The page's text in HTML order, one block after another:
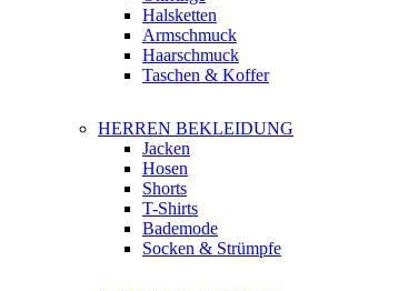
Halsketten
Armschmuck
Haarschmuck
Taschen & Koffer
HERREN BEKLEIDUNG
Jacken
Hosen
Shorts
T-Shirts
Bademode
Socken & Strümpfe